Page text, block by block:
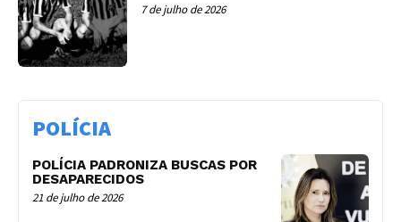
7 de julho de 2026
POLÍCIA
POLÍCIA PADRONIZA BUSCAS POR
DESAPARECIDOS
21 de julho de 2026